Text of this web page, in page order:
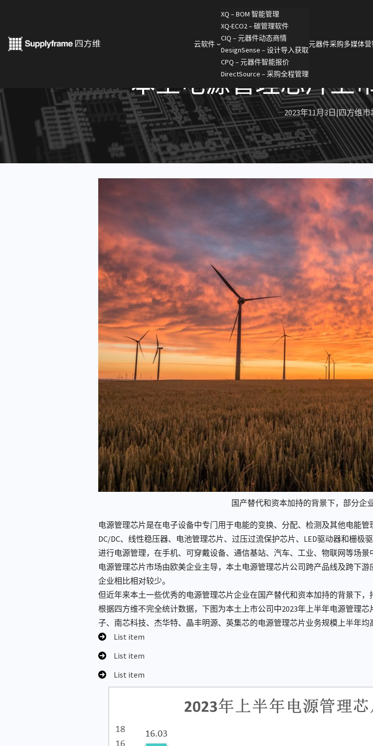
云软件
XQ – BOM 智能管理
XQ-ECO2 – 碳管理软件
CIQ – 元器件动态商情
DesignSense – 设计导入获取
CPQ – 元器件智能报价
DirectSource – 采购全程管理
元器件采购多媒体营
< 产业洞察
本土电源管理芯片上
2023年11月3日|四方维市
国产替代和资本加持的背景下，部分企
电源管理芯片是在电子设备中专门用于电能的变换、分配、检测及其他电能管
DC/DC、线性稳压器、电池管理芯片、过压过流保护芯片、LED驱动器和栅
进行电源管理，在手机、可穿戴设备、通信基站、汽车、工业、物联网等场景
电源管理芯片市场由欧美企业主导，本土电源管理芯片公司跨产品线及跨下
企业相比相对较少。
但近年来本土一些优秀的电源管理芯片企业在国产替代和资本加持的背景下，
根据四方维不完全统计数据，下图为本土上市公司中2023年上半年电源管理
子、南芯科技、杰华特、晶丰明源、英集芯的电源管理芯片业务规模上半年均
List item
List item
List item